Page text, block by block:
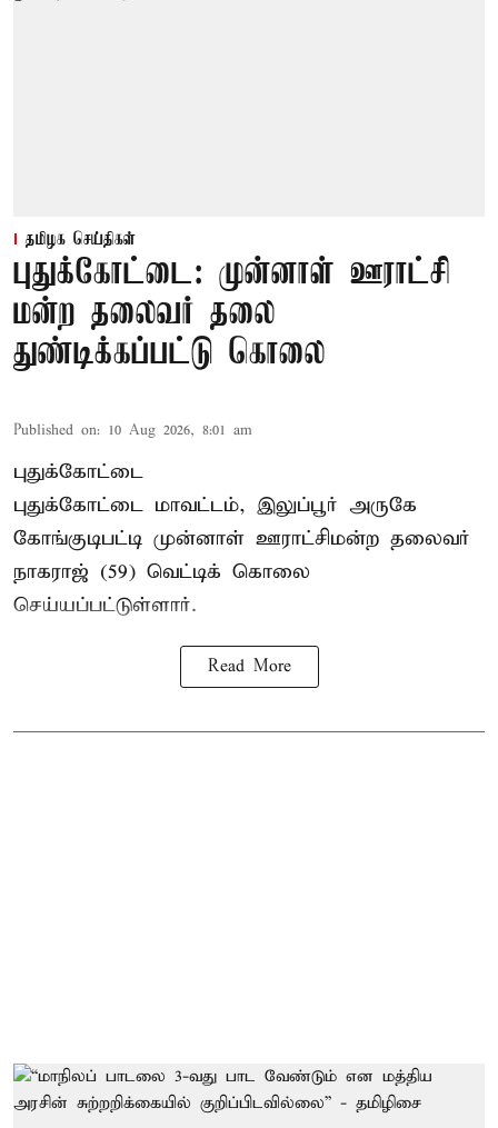
தமிழக செய்திகள்
புதுக்கோட்டை: முன்னாள் ஊராட்சி
மன்ற தலைவர் தலை
துண்டிக்கப்பட்டு கொலை
Published on: 10 Aug 2026, 8:01 am
புதுக்கோட்டை
புதுக்கோட்டை மாவட்டம், இலுப்பூர் அருகே
கோங்குடிபட்டி முன்னாள் ஊராட்சிமன்ற தலைவர்
நாகராஜ் (59) வெட்டிக் கொலை
செய்யப்பட்டுள்ளார்.
Read More